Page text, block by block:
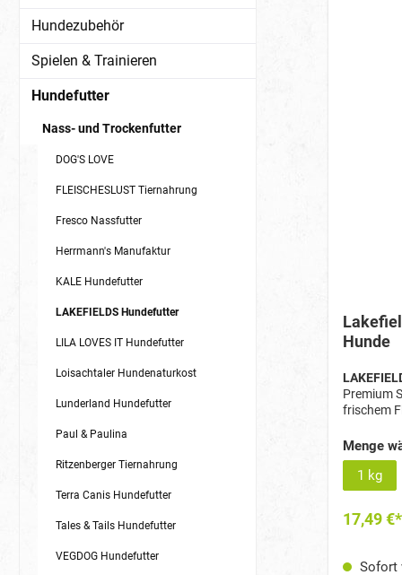
Hundezubehör
Spielen & Trainieren
Hundefutter
Nass- und Trockenfutter
DOG'S LOVE
FLEISCHESLUST Tiernahrung
Fresco Nassfutter
Herrmann's Manufaktur
KALE Hundefutter
LAKEFIELDS Hundefutter
LILA LOVES IT Hundefutter
Loisachtaler Hundenaturkost
Lunderland Hundefutter
Paul & Paulina
Ritzenberger Tiernahrung
Terra Canis Hundefutter
Tales & Tails Hundefutter
VEGDOG Hundefutter
Hunde
Premium
frischem
gut
Menge
1 kg
17,49 €*
Sofort